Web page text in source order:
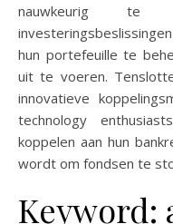
nauwkeurig te
hun portefeuille te
uit te voeren.
innovatieve
technology
koppelen aan hun
wordt om fondsen te
Keyword: